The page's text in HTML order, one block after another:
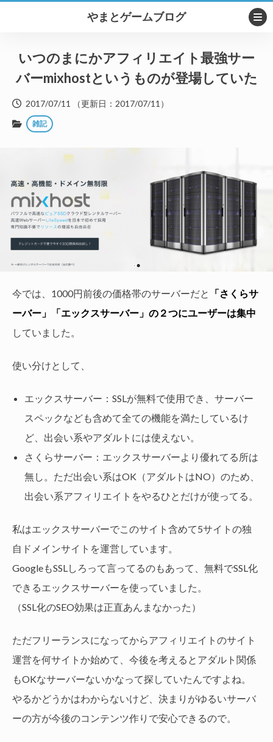
やまとゲームブログ
いつのまにかアフィリエイト最強サー
バーmixhostというものが登場していた
2017/07/11 （更新日： 2017/07/11 ）
雑記
今では、1000円前後の価格帯のサーバーだと
「さくらサ
ーバー」「エックスサーバー」の２つにユーザーは集中
していました。
使い分けとして、
エックスサーバー：SSLが無料で使用でき、サーバー
スペックなども含めて全ての機能を満たしているけ
ど、出会い系やアダルトには使えない。
さくらサーバー：エックスサーバーより優れてる所は
無し。ただ出会い系はOK（アダルトはNO）のため、
出会い系アフィリエイトをやるひとだけが使ってる。
私はエックスサーバーでこのサイト含めて5サイトの独
自ドメインサイトを運営しています。
GoogleもSSLしろって言ってるのもあって、無料でSSL化
できるエックスサーバーを使っていました。
（SSL化のSEO効果は正直あんまなかった）
ただフリーランスになってからアフィリエイトのサイト
運営を何サイトか始めて、今後を考えるとアダルト関係
もOKなサーバーないかなって探していたんですよね。
やるかどうかはわからないけど、決まりがゆるいサーバ
ーの方が今後のコンテンツ作りで安心できるので。